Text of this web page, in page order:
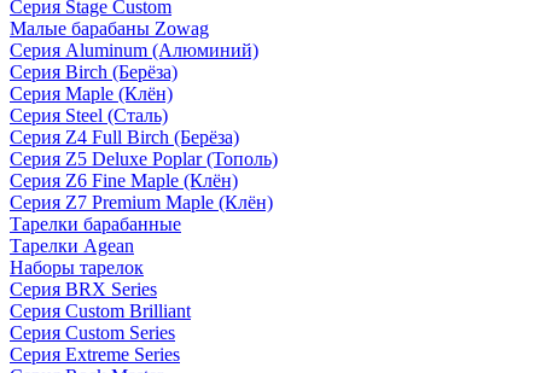
Серия Stage Custom
Малые барабаны Zowag
Серия Aluminum (Алюминий)
Серия Birch (Берёза)
Серия Maple (Клён)
Серия Steel (Сталь)
Серия Z4 Full Birch (Берёза)
Серия Z5 Deluxe Poplar (Тополь)
Серия Z6 Fine Maple (Клён)
Серия Z7 Premium Maple (Клён)
Тарелки барабанные
Тарелки Agean
Наборы тарелок
Серия BRX Series
Серия Custom Brilliant
Серия Custom Series
Серия Extreme Series